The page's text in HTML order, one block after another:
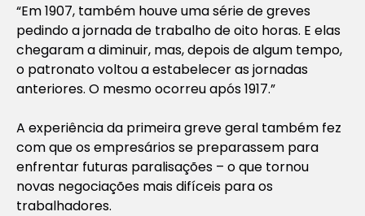
“Em 1907, também houve uma série de greves
pedindo a jornada de trabalho de oito horas. E elas
chegaram a diminuir, mas, depois de algum tempo,
o patronato voltou a estabelecer as jornadas
anteriores. O mesmo ocorreu após 1917.”
A experiência da primeira greve geral também fez
com que os empresários se preparassem para
enfrentar futuras paralisações – o que tornou
novas negociações mais difíceis para os
trabalhadores.